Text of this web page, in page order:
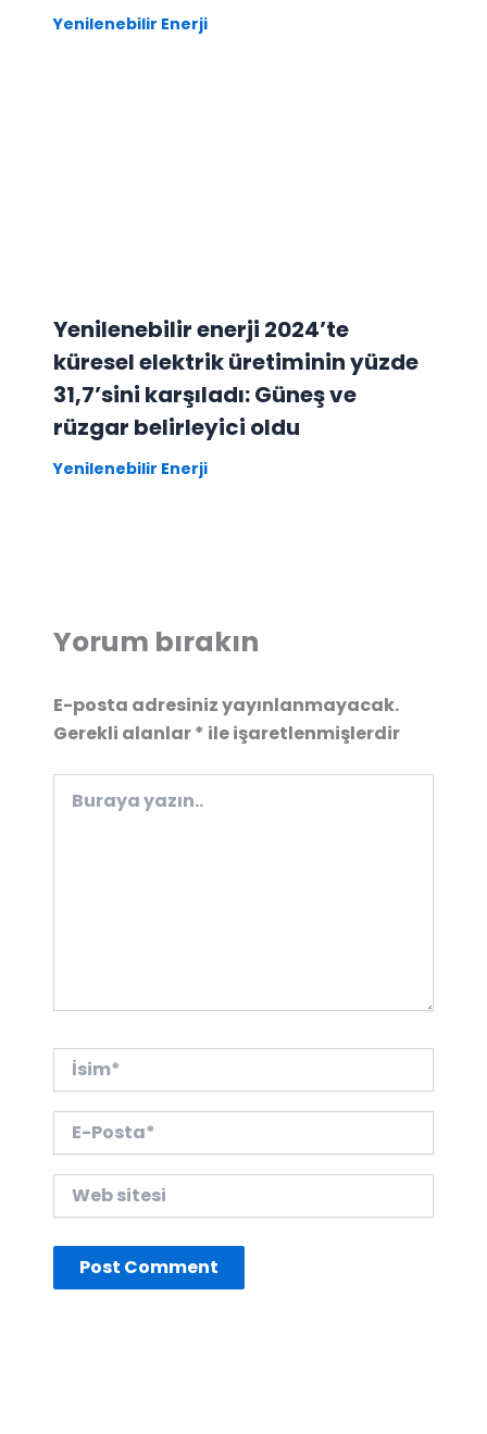
Yenilenebilir Enerji
Yenilenebilir enerji 2024’te
küresel elektrik üretiminin yüzde
31,7’sini karşıladı: Güneş ve
rüzgar belirleyici oldu
Yenilenebilir Enerji
Yorum bırakın
E-posta adresiniz yayınlanmayacak.
Gerekli alanlar* ile işaretlenmişlerdir
yazın..
İsim*
Posta*
sitesi